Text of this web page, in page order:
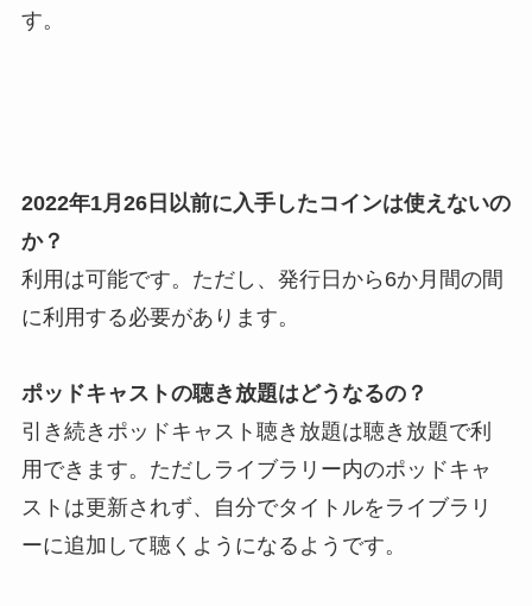
す。
2022年1月26日以前に入手したコインは使えないの
か？
利用は可能です。ただし、発行日から6か月間の間
に利用する必要があります。
ポッドキャストの聴き放題はどうなるの？
引き続きポッドキャスト聴き放題は聴き放題で利
用できます。ただしライブラリー内のポッドキャ
ストは更新されず、自分でタイトルをライブラリ
ーに追加して聴くようになるようです。